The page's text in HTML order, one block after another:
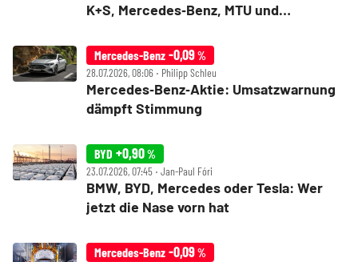
K+S, Mercedes‑Benz, MTU und
Mercedes-Benz -0,09%
28.07.2026, 08:06 ‧ Philipp Schleu
Mercedes‑Benz‑Aktie: Umsatzwarnung
dämpft Stimmung
BYD +0,90%
23.07.2026, 07:45 ‧ Jan-Paul Fóri
BMW, BYD, Mercedes oder Tesla: Wer
jetzt die Nase vorn hat
Mercedes-Benz -0,09%